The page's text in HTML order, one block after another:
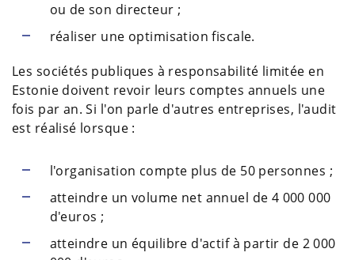
ou de son directeur ;
réaliser une optimisation fiscale.
Les sociétés publiques à responsabilité limitée en
Estonie doivent revoir leurs comptes annuels une
fois par an. Si l'on parle d'autres entreprises, l'audit
est réalisé lorsque :
l'organisation compte plus de 50 personnes ;
atteindre un volume net annuel de 4 000 000
d'euros ;
atteindre un équilibre d'actif à partir de 2 000